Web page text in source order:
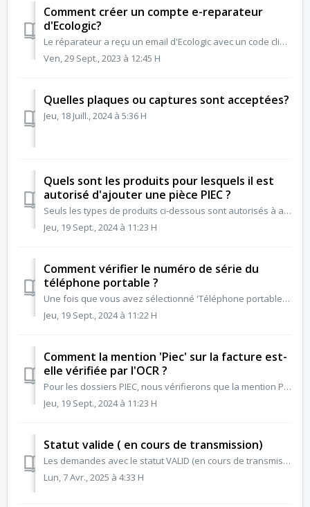
Comment créer un compte e-reparateur
d'Ecologic?
Le réparateur a reçu un email d'Ecologic avec un code client et un mot de passe. Si vous êtes déjà client de la solution Agoraplus. Il suffit d'aj...
Ven, 29 Sept., 2023 à 12:45 H
Quelles plaques ou captures sont acceptées?
Jeu, 18 Juill., 2024 à 5:36 H
Quels sont les produits pour lesquels il est
autorisé d'ajouter une pièce PIEC ?
Seuls les types de produits ci-dessous sont autorisés à ajouter des pièces de type PIEC : Lave linge Lave vaisselle Sèche linge Réfrigérateurs/congéla...
Jeu, 19 Sept., 2024 à 11:23 H
Comment vérifier le numéro de série du
téléphone portable ?
Une fois que vous avez sélectionné 'Téléphone portable' dans la liste des produits : Veuillez entrer le code IMEI, qui comporte 15 chiffre...
Jeu, 19 Sept., 2024 à 11:22 H
Comment la mention 'Piec' sur la facture est-
elle vérifiée par l'OCR ?
Pour les dossiers PIEC, nous vérifierons que la mention PIEC soit présente via l'OCR. Cette mention doit figurer soit sur la facture, soit dans la ...
Jeu, 19 Sept., 2024 à 11:23 H
Statut valide ( en cours de transmission)
Les demandes avec le statut VALID (en cours de transmission) ont déjà été acceptées par notre système OCR. Elles sont ensuite traitées automatiquement par n...
Lun, 7 Avr., 2025 à 4:33 H